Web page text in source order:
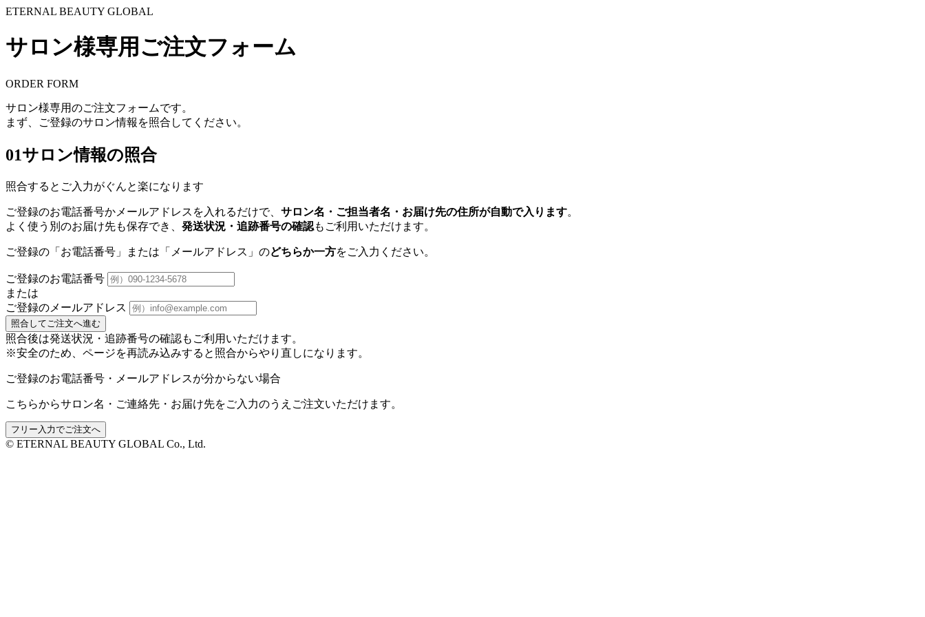
ETERNAL BEAUTY GLOBAL
サロン様専用ご注文フォーム
ORDER FORM
サロン様専用のご注文フォームです。
まず、ご登録のサロン情報を照合してください。
01サロン情報の照合
照合するとご入力がぐんと楽になります
ご登録のお電話番号かメールアドレスを入れるだけで、 サロン名・ご担当者名・お届け先の住所が自動で入ります。
よく使う別のお届け先も保存でき、 発送状況・追跡番号の確認もご利用いただけます。
ご登録の「お電話番号」または「メールアドレス」のどちらか一方をご入力ください。
ご登録のお電話番号
または
ご登録のメールアドレス
照合してご注文へ進む
照合後は発送状況・追跡番号の確認もご利用いただけます。
※安全のため、ページを再読み込みすると照合からやり直しになります。
ご登録のお電話番号・メールアドレスが分からない場合
こちらからサロン名・ご連絡先・お届け先をご入力のうえご注文いただけます。
フリー入力でご注文へ
© ETERNAL BEAUTY GLOBAL Co., Ltd.